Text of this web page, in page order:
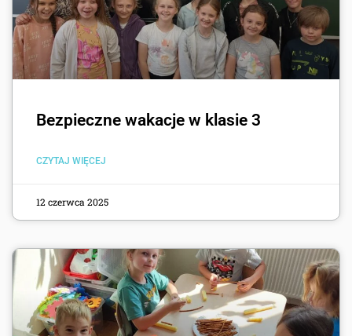
Bezpieczne wakacje w klasie 3
CZYTAJ WIĘCEJ
12 czerwca 2025